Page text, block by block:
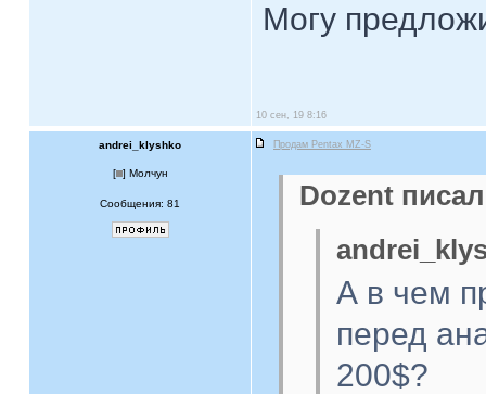
Могу
10 сен, 19 8:16
andrei_klyshko Продам Pentax MZ-S
[ ] Молчун
Сообщения: 81
Dozent
А в чем
перед
200$?